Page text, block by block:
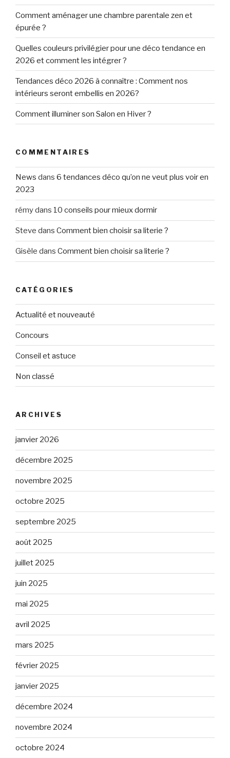
Comment aménager une chambre parentale zen et
épurée ?
Quelles couleurs privilégier pour une déco tendance en
2026 et comment les intégrer ?
Tendances déco 2026 à connaître : Comment nos
intérieurs seront embellis en 2026?
Comment illuminer son Salon en Hiver ?
COMMENTAIRES
News dans 6 tendances déco qu’on ne veut plus voir en
2023
rémydans 10 conseils pour mieux dormir
Steve dans Comment bien choisir sa literie ?
Gisèle dans Comment bien choisir sa literie ?
CATÉGORIES
Actualité et nouveauté
Concours
Conseil et astuce
Non classé
ARCHIVES
janvier 2026
décembre 2025
novembre 2025
octobre 2025
septembre 2025
août 2025
juillet 2025
juin 2025
mai 2025
avril 2025
mars 2025
février 2025
janvier 2025
décembre 2024
novembre 2024
octobre 2024